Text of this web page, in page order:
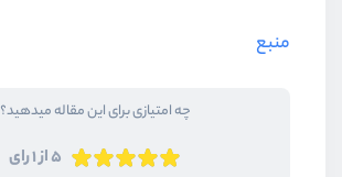
منبع
چه امتیازی برای این مقاله میدهید؟
5 از 1 رای